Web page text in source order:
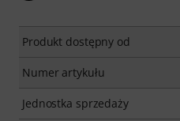
Produkt dostępny od
Numer artykułu
Jednostka sprzedaży